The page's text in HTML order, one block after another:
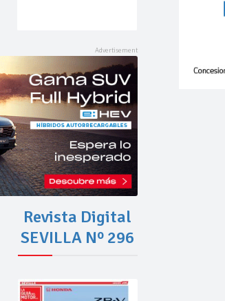
Revista Digital
SEVILLA Nº 296